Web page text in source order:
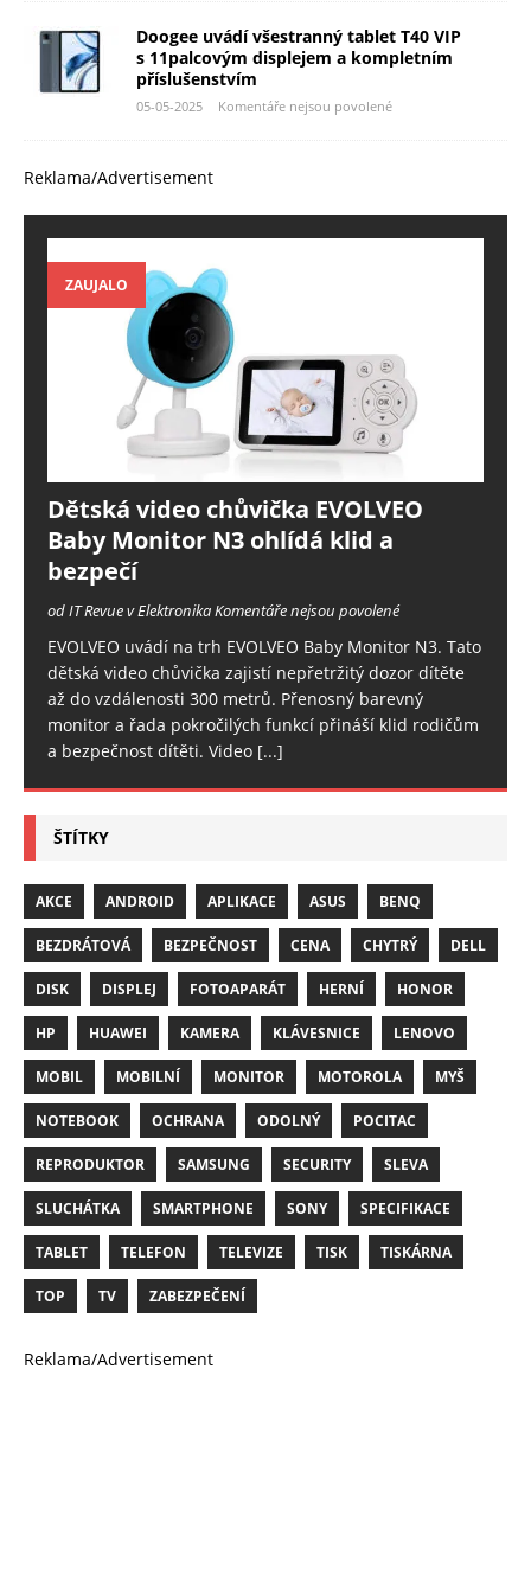
Doogee uvádí všestranný tablet T40 VIP
s 11palcovým displejem a kompletním
příslušenstvím
05-05-2025 Komentáře nejsou povolené
Reklama/Advertisement
ZAUJALO
Dětská video chůvička EVOLVEO
Baby Monitor N3 ohlídá klid a
bezpečí
od IT Revue v ElektronikaKomentáře nejsou povolené
EVOLVEO uvádí na trh EVOLVEO Baby Monitor N3. Tato
dětská video chůvička zajistí nepřetržitý dozor dítěte
až do vzdálenosti 300 metrů. Přenosný barevný
monitor a řada pokročilých funkcí přináší klid rodičům
a bezpečnost dítěti. Video [...]
ŠTÍTKY
AKCE ANDROID APLIKACE ASUS BENQ
BEZDRÁTOVÁ BEZPEČNOST CENA CHYTRÝ DELL
DISK DISPLEJ FOTOAPARÁT HERNÍ HONOR
HP HUAWEI KAMERA KLÁVESNICE LENOVO
MOBIL MOBILNÍ MONITOR MOTOROLA MYŠ
NOTEBOOK OCHRANA ODOLNÝ POCITAC
REPRODUKTOR SAMSUNG SECURITY SLEVA
SLUCHÁTKA SMARTPHONE SONY SPECIFIKACE
TABLET TELEFON TELEVIZE TISK TISKÁRNA
TOP TV ZABEZPEČENÍ
Reklama/Advertisement